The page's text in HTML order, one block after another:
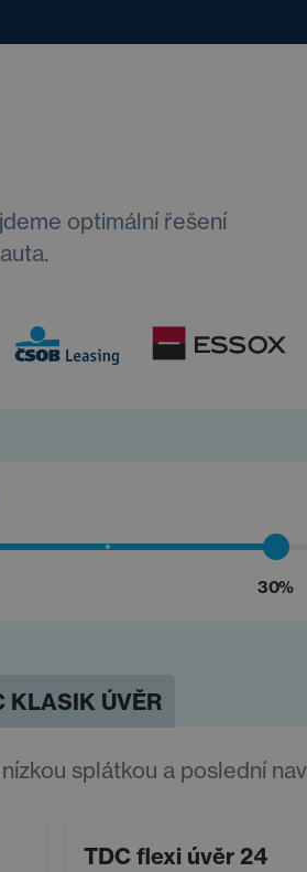
optimální řešení
30%
KLASIK ÚVĚR
splátkou a poslední
TDC flexi úvěr 24